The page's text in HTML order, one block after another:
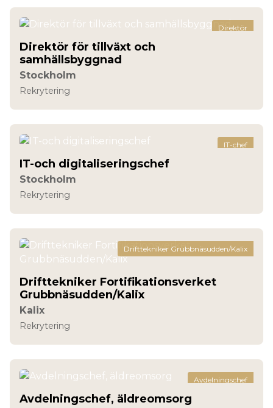
Direktör
Direktör för tillväxt och
samhällsbyggnad
Stockholm
Rekrytering
IT-chef
IT-och digitaliseringschef
Stockholm
Rekrytering
Drifttekniker Grubbnäsudden/Kalix
Drifttekniker Fortifikationsverket
Grubbnäsudden/Kalix
Kalix
Rekrytering
Avdelningschef
Avdelningschef, äldreomsorg